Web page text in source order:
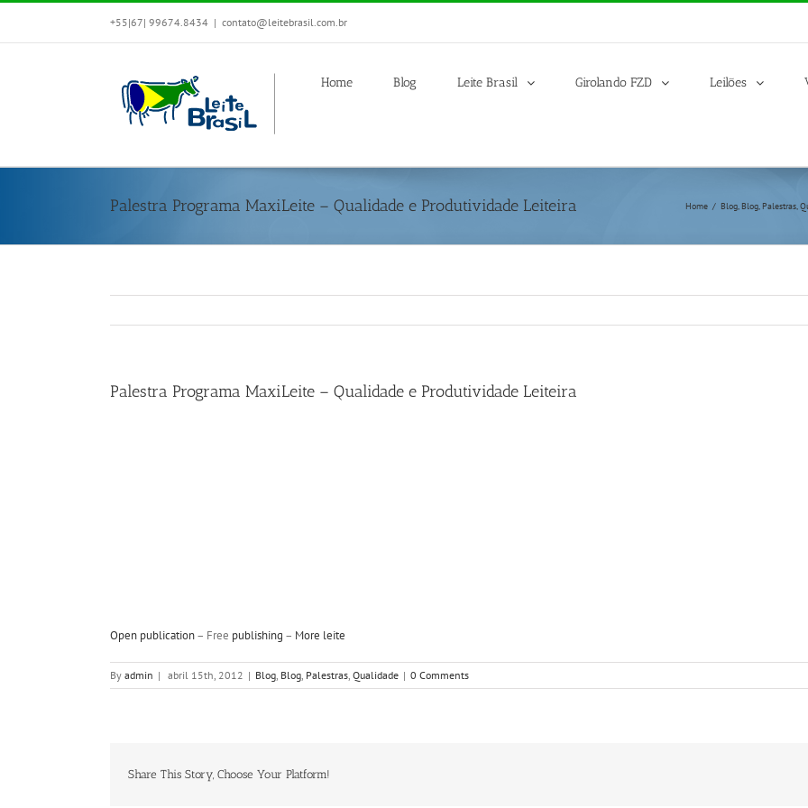
+55|67| 99674.8434 | contato@leitebrasil.com.br
Home Blog Leite Brasil Girolando FZD Leilões
Palestra Programa MaxiLeite – Qualidade e Produtividade Leiteira Home / Blog, Blog, Palestras,
Palestra Programa MaxiLeite – Qualidade e Produtividade Leiteira
Open publication– Free publishing – More leite
By admin | abril 15th, 2012 | Blog, Blog, Palestras, Qualidade | 0 Comments
Share This Story, Choose Your Platform!